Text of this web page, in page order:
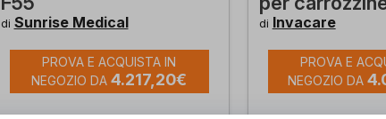
di Sunrise Medical
PROVA E ACQUISTA IN
NEGOZIO DA4.217,20€
di Invacare
PROVA E
NEGOZIO DA